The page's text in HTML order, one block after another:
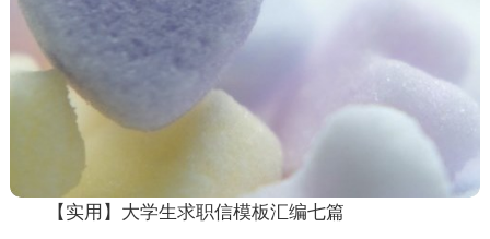
【实用】大学生求职信模板汇编七篇